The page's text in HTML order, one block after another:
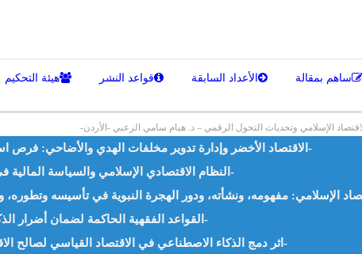
هيئة التحكيم قواعد النشر الأعداد السابقة ساهم بمقالة
الإسلامي وتحديات التحول الرقمي – د. هيام سامي الزعبي -الأردن-
الاقتصاد الأخضر وإدارة تدوير مخلفات الهدي والأضاحي: فرص استثمارية واعدة – أ.م.د. محمد فهمي رشاد -مصر-
النظام الاقتصادي الإسلامي والسياسة المالية في العصر الراشدي – د. محمود أحمد الأذن -لبنان-
القواعد الفقهية الحاكمة لضمان أضرار الذكاء الاصطناعي – د. زبيري زبير الياسين -الجزائر-
اثر دمج الذكاء الاصطناعي في الاقتصاد القياسي لصالح الاقتصاد الإسلامي – د. ايهاب اسماعيل احمد -مصر-